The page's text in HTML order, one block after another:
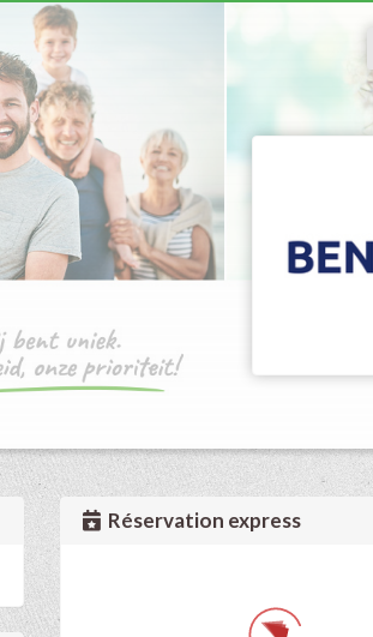
Réservation express